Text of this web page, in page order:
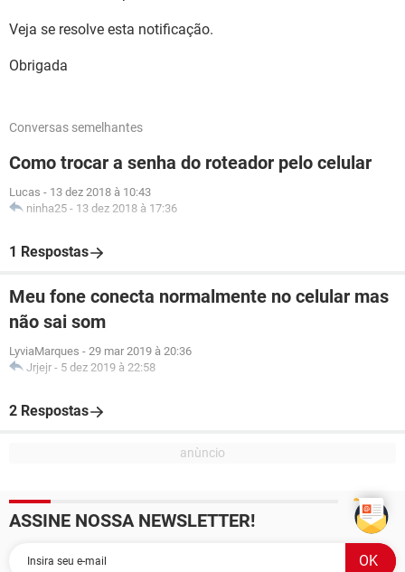
Veja se resolve esta notificação.
Obrigada
Conversas semelhantes
Como trocar a senha do roteador pelo celular
Lucas - 13 dez 2018 à 10:43
ninha25 - 13 dez 2018 à 17:36
1 Respostas
Meu fone conecta normalmente no celular mas
não sai som
LyviaMarques - 29 mar 2019 à 20:36
Jrjejr - 5 dez 2019 à 22:58
2 Respostas
ASSINE NOSSA NEWSLETTER!